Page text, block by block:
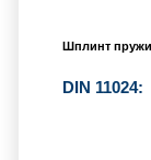
Шплинт
DIN 11024: